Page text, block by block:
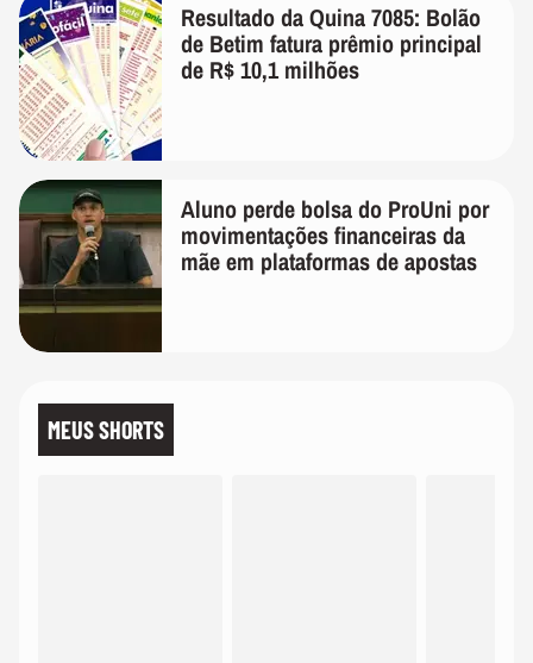
Resultado da Quina 7085: Bolão
de Betim fatura prêmio principal
de R$ 10,1 milhões
Aluno perde bolsa do ProUni por
movimentações financeiras da
mãe em plataformas de apostas
MEUS SHORTS